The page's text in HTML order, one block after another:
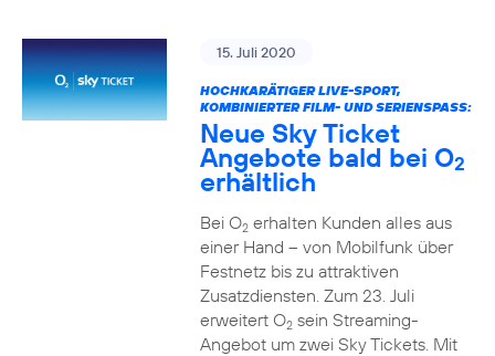
15. Juli 2020
HOCHKARÄTIGER LIVE-SPORT,
KOMBINIERTER FILM- UND SERIENSPASS:
Neue Sky Ticket
Angebote bald bei O2
erhältlich
Bei O2erhalten Kunden alles aus
einer Hand – von Mobilfunk über
Festnetz bis zu attraktiven
Zusatzdiensten. Zum 23. Juli
erweitert O2sein Streaming-
Angebot um zwei Sky Tickets. Mit